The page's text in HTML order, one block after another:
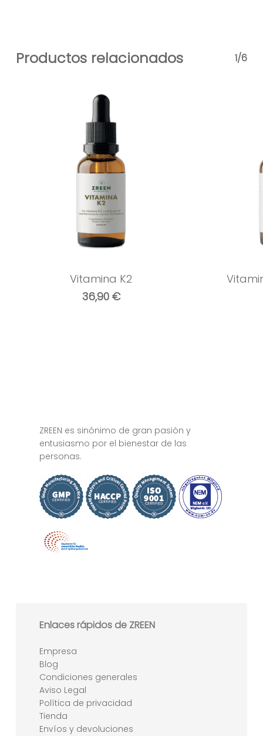
Productos relacionados 1/6
Vitamina K2
36,90 €
ZREEN es sinónimo de gran pasión y
entusiasmo por el bienestar de las
personas.
Enlaces rápidos de ZREEN
Empresa
Blog
Condiciones generales
Aviso Legal
Política de privacidad
Tienda
Envíos y devoluciones